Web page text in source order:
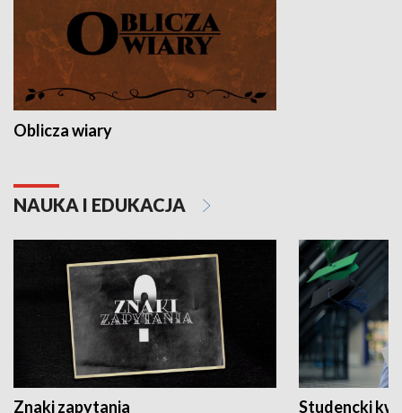
Oblicza wiary
NAUKA I EDUKACJA
Znaki zapytania Studencki